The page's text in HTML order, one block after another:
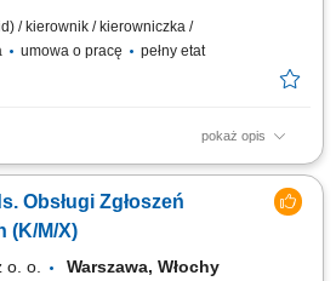
/ kierownik / kierowniczka /
umowa o pracę pełny etat
pokaż opis
działającego w branży urządzeń
Serwisu staniesz się kluczowym
naszych klientów z realizacją techniczną.
na sprawność procesów w firmie,
Obsługi Zgłoszeń
(K/M/X)
o. o.
Warszawa, Włochy